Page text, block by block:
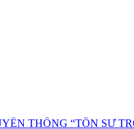
THỐNG “TÔN SƯ